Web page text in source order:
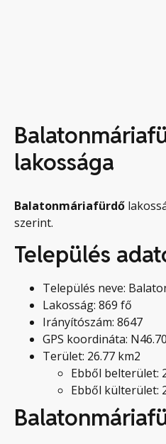
lakossága
Balatonmáriafürdő
szerint.
Település
Település neve:
Lakosság: 869 fő
Irányítószám: 8647
GPS koordináta:
Terület: 26.77 km2
Ebből belterület:
Ebből külterület: